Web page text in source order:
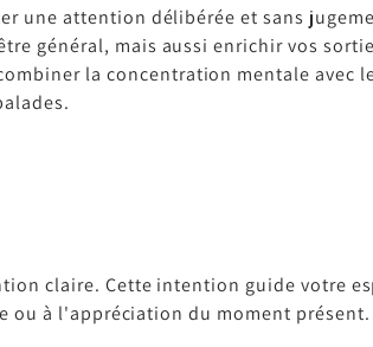
une attention délibérée et sans
général, mais aussi enrichir vos
la concentration mentale avec
claire. Cette intention guide votre
ou à l'appréciation du moment présent.